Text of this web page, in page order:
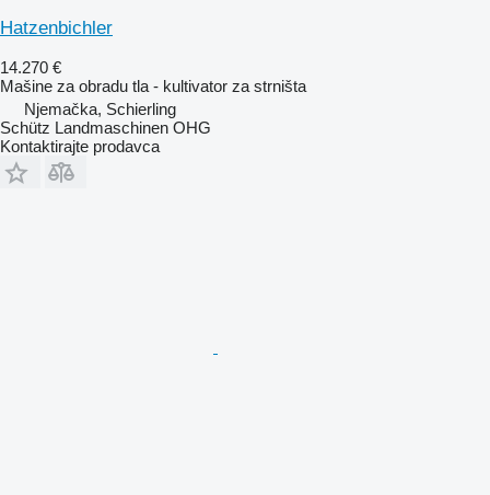
Hatzenbichler
14.270 €
Mašine za obradu tla - kultivator za strništa
Njemačka, Schierling
Schütz Landmaschinen OHG
Kontaktirajte prodavca